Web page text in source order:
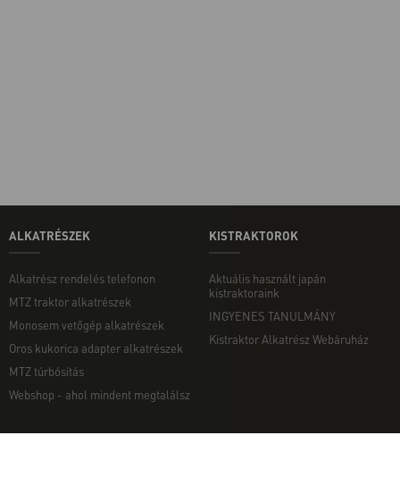
ALKATRÉSZEK
Alkatrész rendelés telefonon
MTZ traktor alkatrészek
Monosem vetőgép alkatrészek
Oros kukorica adapter alkatrészek
MTZ túrbósítás
Webshop - ahol mindent megtalálsz
KISTRAKTOROK
Aktuális használt japán
kistraktoraink
INGYENES TANULMÁNY
Kistraktor Alkatrész Webáruház